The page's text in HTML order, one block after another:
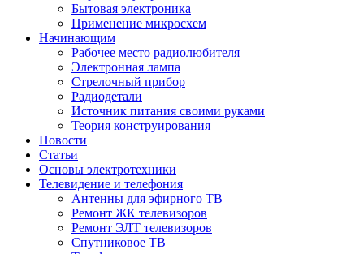
Бытовая электроника
Применение микросхем
Начинающим
Рабочее место радиолюбителя
Электронная лампа
Стрелочный прибор
Радиодетали
Источник питания своими руками
Теория конструирования
Новости
Статьи
Основы электротехники
Телевидение и телефония
Антенны для эфирного ТВ
Ремонт ЖК телевизоров
Ремонт ЭЛТ телевизоров
Спутниковое ТВ